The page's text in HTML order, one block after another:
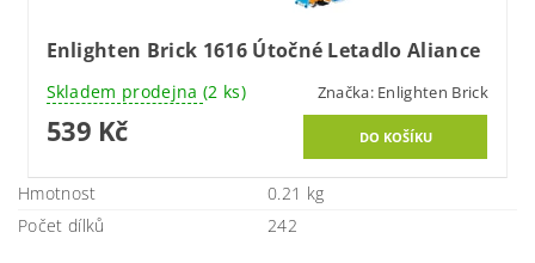
Enlighten Brick 1616 Útočné Letadlo Aliance
Skladem prodejna (2 ks) Značka: Enlighten Brick
539 Kč
Hmotnost
0.21 kg
Počet dílků
242